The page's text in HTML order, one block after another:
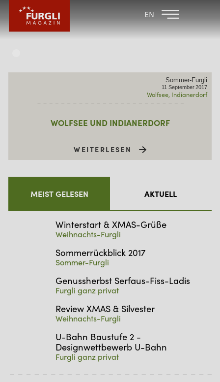
EN
FAMILIENHOTEL
FURGLER
KINDER
Sommer-Furgli
11 September 2017
Wolfsee Indianerdorf
WOLFSEE UND INDIANERDORF
WEITERLESEN
MEIST GELESEN AKTUELL
Winterstart & XMAS-Grüße
Weihnachts-Furgli
Sommerrückblick 2017
Sommer-Furgli
Genussherbst Serfaus-Fiss-Ladis
Furgli ganz privat
Review XMAS & Silvester
Weihnachts-Furgli
U-Bahn Baustufe 2 -
Designwettbewerb U-Bahn
Furgli ganz privat